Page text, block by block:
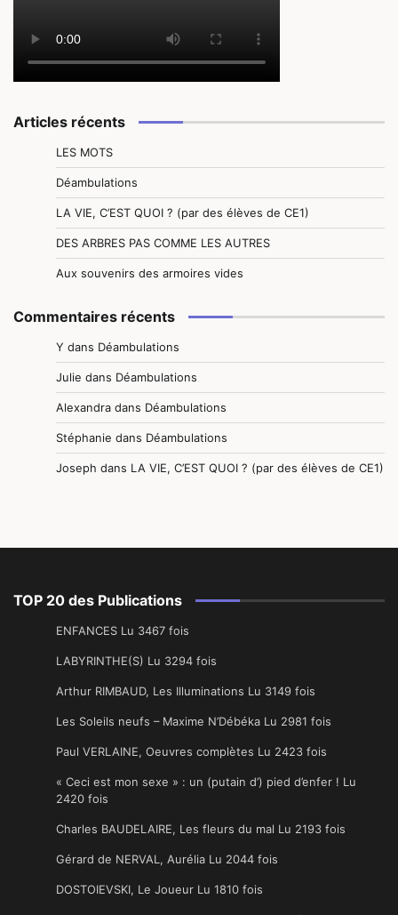
Articles récents
LES MOTS
Déambulations
LA VIE, C’EST QUOI ? (par des élèves de CE1)
DES ARBRES PAS COMME LES AUTRES
Aux souvenirs des armoires vides
Commentaires récents
Y dans Déambulations
Julie dans Déambulations
Alexandra dans Déambulations
Stéphanie dans Déambulations
Joseph dans LA VIE, C’EST QUOI ? (par des élèves de CE1)
TOP 20 des Publications
ENFANCES Lu 3467 fois
LABYRINTHE(S) Lu 3294 fois
Arthur RIMBAUD, Les Illuminations Lu 3149 fois
Les Soleils neufs – Maxime N’Débéka Lu 2981 fois
Paul VERLAINE, Oeuvres complètes Lu 2423 fois
« Ceci est mon sexe » : un (putain d’) pied d’enfer ! Lu
2420 fois
Charles BAUDELAIRE, Les fleurs du mal Lu 2193 fois
Gérard de NERVAL, Aurélia Lu 2044 fois
DOSTOIEVSKI, Le Joueur Lu 1810 fois